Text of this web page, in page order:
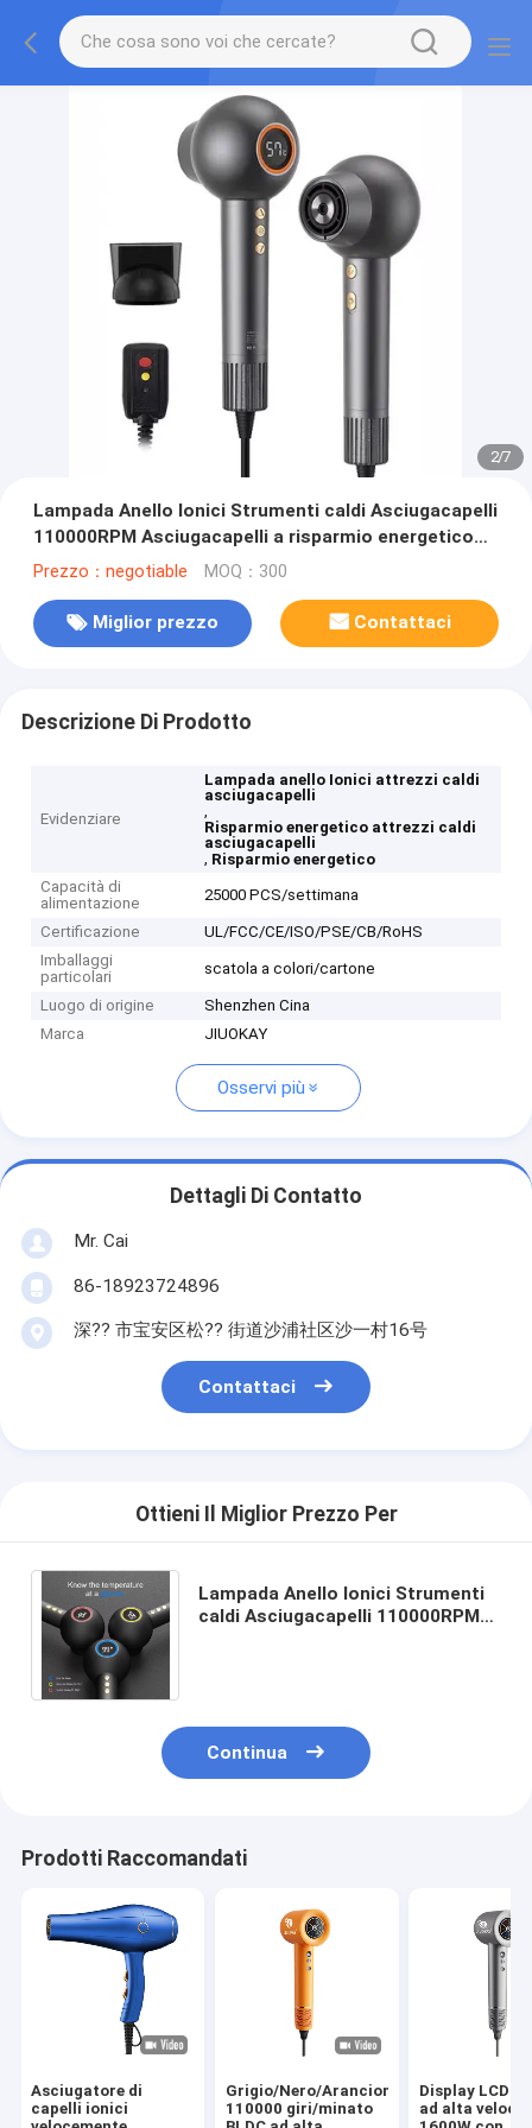
2/7
Lampada Anello Ionici Strumenti caldi Asciugacapelli
110000RPM Asciugacapelli a risparmio energetico
Bambini
Prezzo：negotiable MOQ：300
Miglior prezzo Contattaci
Descrizione Di Prodotto
Evidenziare
Lampada anello Ionici attrezzi caldi
asciugacapelli
,
Risparmio energetico attrezzi caldi
asciugacapelli
, Risparmio energetico
Capacità di
alimentazione
25000 PCS/settimana
Certificazione
UL/FCC/CE/ISO/PSE/CB/RoHS
Imballaggi
particolari
scatola a colori/cartone
Luogo di origine
Shenzhen Cina
Marca
JIUOKAY
Osservi più
Dettagli Di Contatto
Mr. Cai
86-18923724896
深?? 市宝安区松?? 街道沙浦社区沙一村16号
Contattaci
Ottieni Il Miglior Prezzo Per
Lampada Anello Ionici Strumenti
caldi Asciugacapelli 110000RPM
Continua
Prodotti Raccomandati
Asciugatore di
capelli ionici
Grigio/Nero/Arancione
110000 giri/minato
Display LCD
ad alta